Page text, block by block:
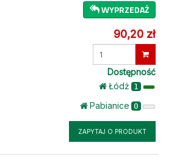
WYPRZEDAŻ
90,20 zł
Dostępność
Łódż 1
Pabianice 0
ZAPYTAJ O PRODUKT